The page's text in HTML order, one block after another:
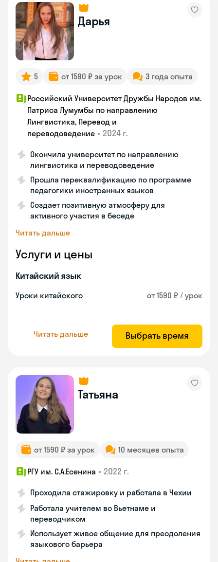
Дарья
5 от 1590 ₽ за урок 3 года опыта
Российский Университет Дружбы Народов им.
Патриса Лумумбы по направлению
Лингвистика, Перевод и
переводоведение • 2024 г.
Окончила университет по направлению
лингвистика и переводоведение
Прошла переквалификацию по программе
педагогики иностранных языков
Создает позитивную атмосферу для
активного участия в беседе
Читать дальше
Услуги и цены
Китайский язык
Уроки китайского от 1590 ₽ / урок
Читать дальше Выбрать время
Татьяна
от 1590 ₽ за урок 10 месяцев опыта
РГУ им. С.А.Есенина • 2022 г.
Проходила стажировку и работала в Чехии
Работала учителем во Вьетнаме и
переводчиком
Использует живое общение для преодоления
языкового барьера